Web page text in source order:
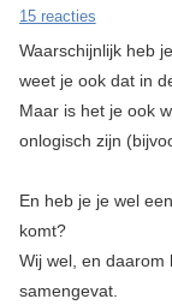
15 reacties
Waarschijnlijk heb
weet je ook dat in
Maar is het je ook
onlogisch zijn
En heb je je wel
komt?
Wij wel, en daarom
samengevat.